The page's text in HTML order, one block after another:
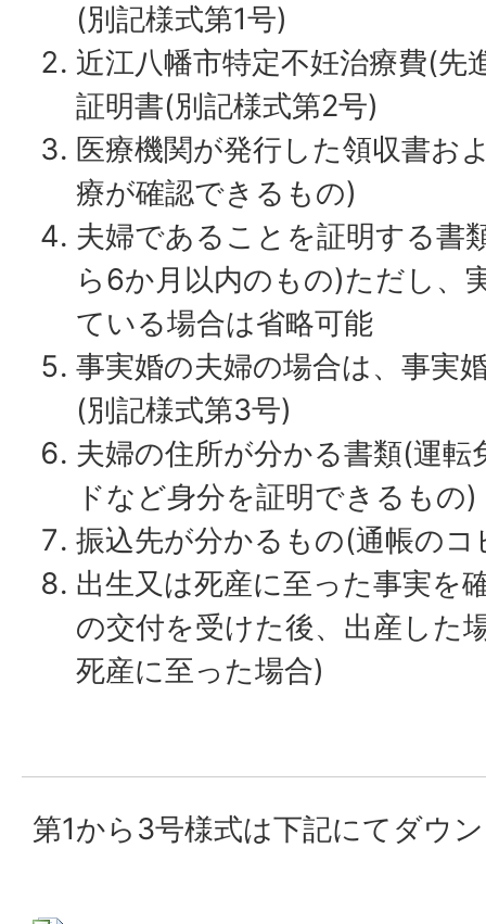
(別記様式第1号)
近江八幡市特定不妊治療費(先
証明書(別記様式第2号)
医療機関が発行した領収書お
療が確認できるもの)
夫婦であることを証明する書
ら6か月以内のもの)ただし、
ている場合は省略可能
事実婚の夫婦の場合は、事実
(別記様式第3号)
夫婦の住所が分かる書類(運転
ドなど身分を証明できるもの)
振込先が分かるもの(通帳のコ
出生又は死産に至った事実を
の交付を受けた後、出産した
死産に至った場合)
第1から3号様式は下記にてダウ